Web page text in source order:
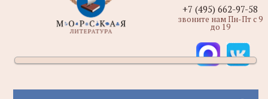
+7 (495) 662-97-58
звоните нам Пн-Пт с 9
до 19